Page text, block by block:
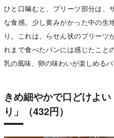
ひと口噛むと、プリーツ部分は、
な食感。少し黄みがかった中の生
り。これは、らせん状のプリーツ
れまで食べたパンには感じたこと
乳の風味、卵の味わいが楽しめるパ
きめ細やかで口どけよ
り」（432円）